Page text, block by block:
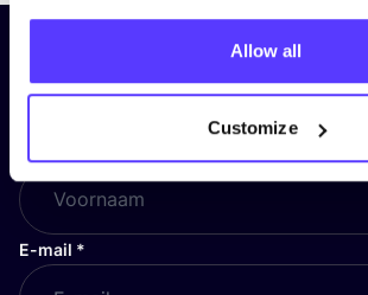
Allow all
Customize
Schrijf je in op onze
en blijf op de hoogte!
E-mail *